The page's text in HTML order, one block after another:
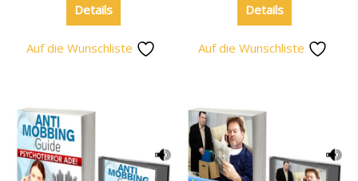
Details
Auf die Wunschliste
Details
Auf die Wunschliste